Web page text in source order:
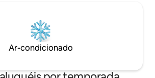
, de cafés
, a pequena aldeia
e farmácia para sua
Ar-condicionado